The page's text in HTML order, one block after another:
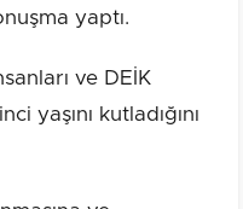
yaptı.
ve DEİK
yaşını kutladığını